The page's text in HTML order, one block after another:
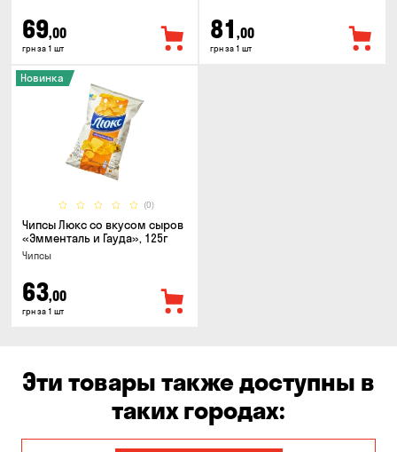
69,00
грн за 1 шт
81 ,00
грн за 1 шт
(0)
Новинка
Чипсы Люкс со вкусом сыров
«Эмменталь и Гауда», 125г
Чипсы
63,00
грн за 1 шт
Эти товары также доступны в
таких городах: